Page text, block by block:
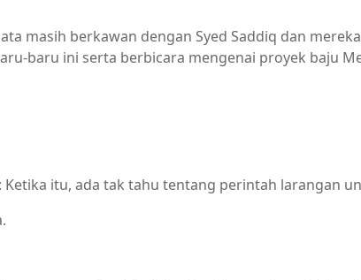
masih berkawan dengan Syed Saddiq dan
baru ini serta berbicara mengenai proyek baju
Ketika itu, ada tak tahu tentang perintah larangan